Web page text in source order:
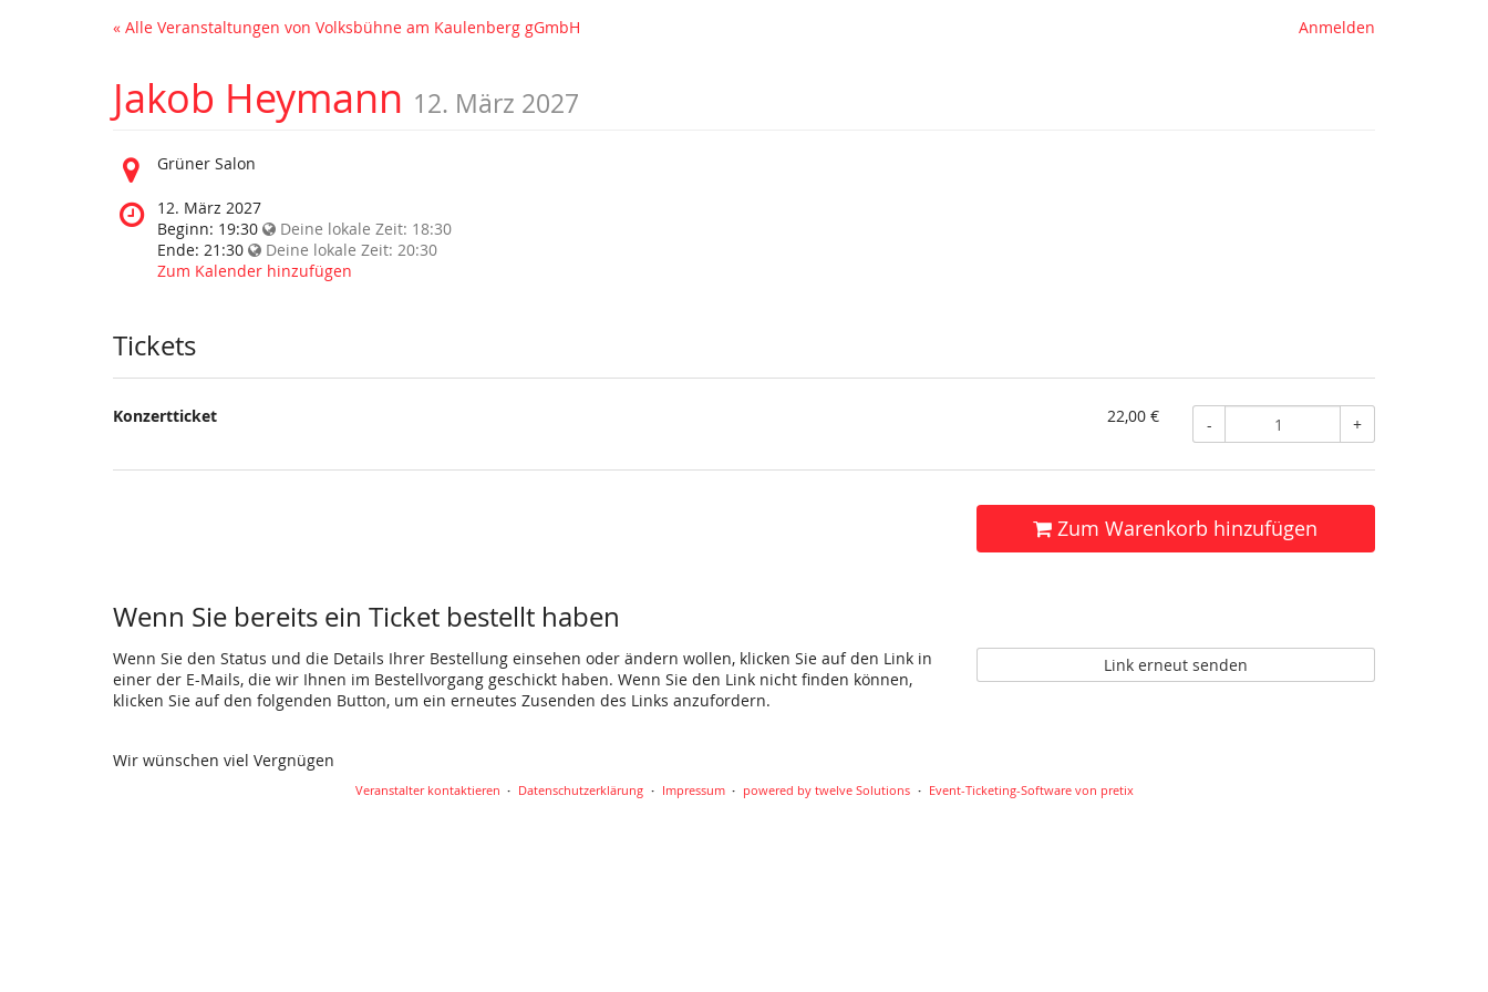
Anmelden
« Alle Veranstaltungen von Volksbühne am Kaulenberg gGmbH
Jakob Heymann 12. März 2027
Wo
diese
Veranstaltung
statt?
Grüner Salon
Wann
findet
diese
Veranstaltung
12. März 2027
Beginn: 19:30 Deine lokale Zeit: 18:30
Ende: 21:30 Deine lokale Zeit: 20:30
Zum Kalender hinzufügen
Tickets
Konzertticket 22,00 € - +
Zum Warenkorb hinzufügen
Wenn Sie bereits ein Ticket bestellt haben
Wenn Sie den Status und die Details Ihrer Bestellung einsehen oder ändern wollen, klicken Sie auf den Link in
einer der E-Mails, die wir Ihnen im Bestellvorgang geschickt haben. Wenn Sie den Link nicht finden können,
klicken Sie auf den folgenden Button, um ein erneutes Zusenden des Links anzufordern.
Link erneut senden
Wir wünschen viel Vergnügen
Veranstalter kontaktieren Datenschutzerklärung Impressum powered by twelve Solutions Event-Ticketing-Software von pretix